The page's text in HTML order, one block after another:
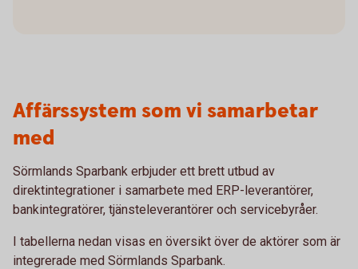
Affärssystem som vi samarbetar
med
Sörmlands Sparbank erbjuder ett brett utbud av
direktintegrationer i samarbete med ERP-leverantörer,
bankintegratörer, tjänsteleverantörer och servicebyråer.
I tabellerna nedan visas en översikt över de aktörer som är
integrerade med Sörmlands Sparbank.